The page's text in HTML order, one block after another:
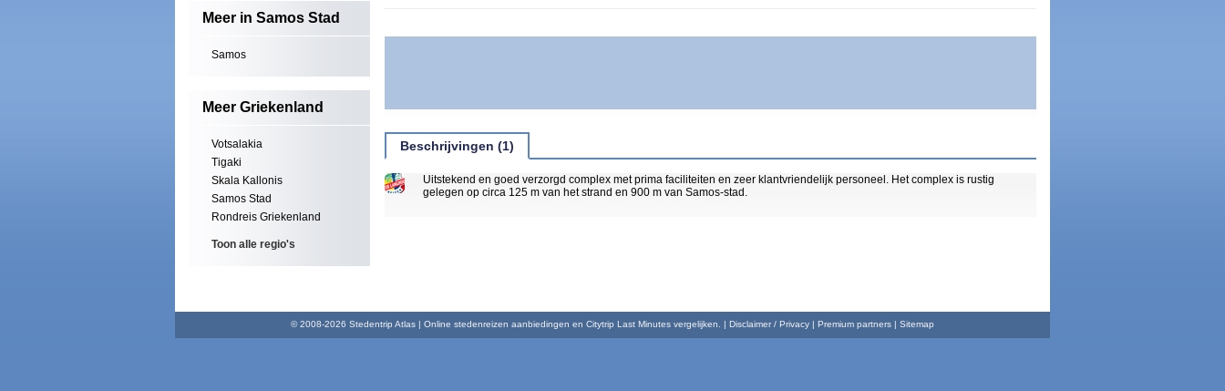
Meer in Samos Stad
Samos
Meer Griekenland
Votsalakia
Tigaki
Skala Kallonis
Samos Stad
Rondreis Griekenland
Toon alle regio's
Beschrijvingen (1)
Uitstekend en goed verzorgd complex met prima faciliteiten en zeer klantvriendelijk personeel. Het complex is rustig
gelegen op circa 125 m van het strand en 900 m van Samos-stad.
© 2008-2026 Stedentrip Atlas | Online stedenreizen aanbiedingen en Citytrip Last Minutes vergelijken. | Disclaimer / Privacy | Premium partners | Sitemap